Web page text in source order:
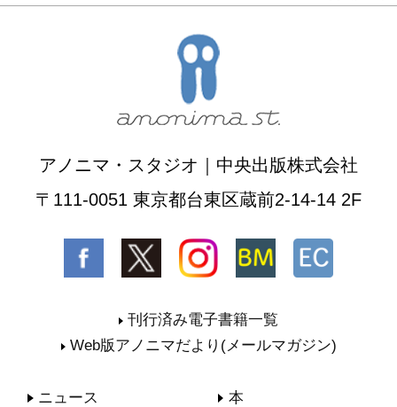
アノニマ・スタジオ｜中央出版株式会社
〒111-0051 東京都台東区蔵前2-14-14 2F
刊行済み電子書籍一覧
Web版アノニマだより(メールマガジン)
ニュース 本